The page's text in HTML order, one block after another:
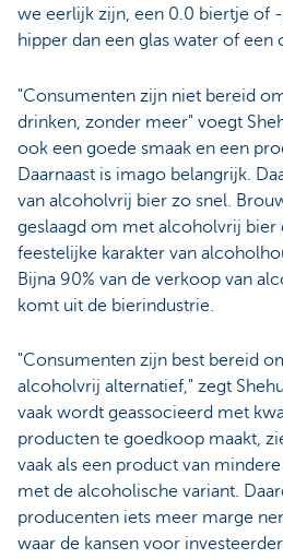
we eerlijk zijn, een 0.0 biertje of
hipper dan een glas water of een
"Consumenten zijn niet bereid
drinken, zonder meer" voegt
ook een goede smaak en een
Daarnaast is imago belangrijk.
van alcoholvrij bier zo snel.
geslaagd om met alcoholvrij bier
feestelijke karakter van
Bijna 90% van de verkoop van
komt uit de bierindustrie.
"Consumenten zijn best bereid
alcoholvrij alternatief," zegt
vaak wordt geassocieerd met
producten te goedkoop maakt,
vaak als een product van
met de alcoholische variant.
producenten iets meer marge
waar de kansen voor